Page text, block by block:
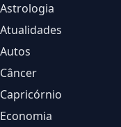
Astrologia
Atualidades
Autos
Câncer
Capricórnio
Economia